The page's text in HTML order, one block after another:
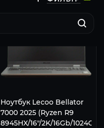
Ноутбук Lecoo Bellator
7000 2025 (Ryzen R9
8945HX/16"/2K/16Gb/